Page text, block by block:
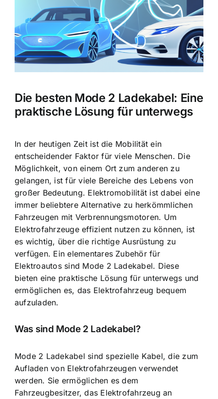
Die besten Mode 2 Ladekabel: Eine
praktische Lösung für unterwegs
In der heutigen Zeit ist die Mobilität ein
entscheidender Faktor für viele Menschen. Die
Möglichkeit, von einem Ort zum anderen zu
gelangen, ist für viele Bereiche des Lebens von
großer Bedeutung. Elektromobilität ist dabei eine
immer beliebtere Alternative zu herkömmlichen
Fahrzeugen mit Verbrennungsmotoren. Um
Elektrofahrzeuge effizient nutzen zu können, ist
es wichtig, über die richtige Ausrüstung zu
verfügen. Ein elementares Zubehör für
Elektroautos sind Mode 2 Ladekabel. Diese
bieten eine praktische Lösung für unterwegs und
ermöglichen es, das Elektrofahrzeug bequem
aufzuladen.
Was sind Mode 2 Ladekabel?
Mode 2 Ladekabel sind spezielle Kabel, die zum
Aufladen von Elektrofahrzeugen verwendet
werden. Sie ermöglichen es dem
Fahrzeugbesitzer, das Elektrofahrzeug an